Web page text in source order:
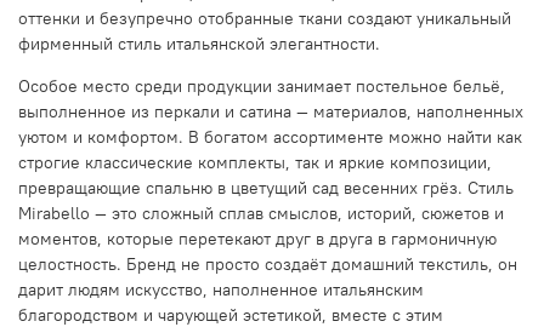
оттенки и безупречно отобранные ткани создают уникальный
фирменный стиль итальянской элегантности.
Особое место среди продукции занимает постельное бельё,
выполненное из перкали и сатина — материалов, наполненных
уютом и комфортом. В богатом ассортименте можно найти как
строгие классические комплекты, так и яркие композиции,
превращающие спальню в цветущий сад весенних грёз. Стиль
Mirabello — это сложный сплав смыслов, историй, сюжетов и
моментов, которые перетекают друг в друга в гармоничную
целостность. Бренд не просто создаёт домашний текстиль, он
дарит людям искусство, наполненное итальянским
благородством и чарующей эстетикой, вместе с этим